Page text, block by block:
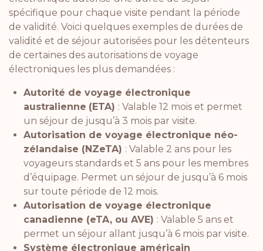
spécifique pour chaque visite pendant la période
de validité. Voici quelques exemples de durées de
validité et de séjour autorisées pour les détenteurs
de certaines des autorisations de voyage
électroniques les plus demandées :
Autorité de voyage électronique
australienne (ETA) : Valable 12 mois et permet
un séjour de jusqu’à 3 mois par visite.
Autorisation de voyage électronique néo-
zélandaise (NZeTA) : Valable 2 ans pour les
voyageurs standards et 5 ans pour les membres
d’équipage. Permet un séjour de jusqu’à 6 mois
sur toute période de 12 mois.
Autorisation de voyage électronique
canadienne (eTA, ou AVE) : Valable 5 ans et
permet un séjour allant jusqu’à 6 mois par visite.
Système électronique américain